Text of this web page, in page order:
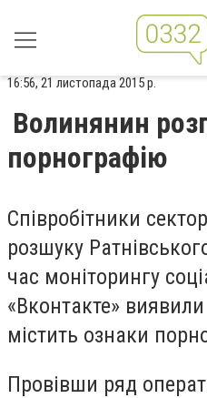
16:56, 21 листопада 2015 р.
Волинянин
порнографію
Співробітники
розшуку
час моніторингу
«Вконтакте»
містить ознаки
Провівши ряд